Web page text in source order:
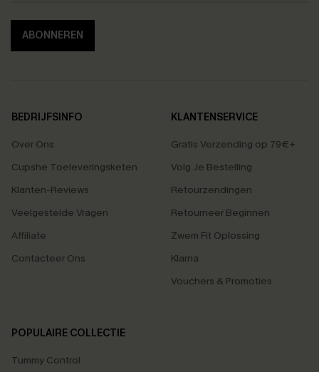
ABONNEREN
BEDRIJFSINFO
Over Ons
Cupshe Toeleveringsketen
Klanten-Reviews
Veelgestelde Vragen
Affiliate
Contacteer Ons
KLANTENSERVICE
Gratis Verzending op 79€+
Volg Je Bestelling
Retourzendingen
Retourneer Beginnen
Zwem Fit Oplossing
Klarna
Vouchers & Promoties
POPULAIRE COLLECTIE
Tummy Control